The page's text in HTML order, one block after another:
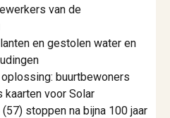
van de
en gestolen water en
buurtbewoners
kaarten voor Solar
stoppen na bijna 100 jaar